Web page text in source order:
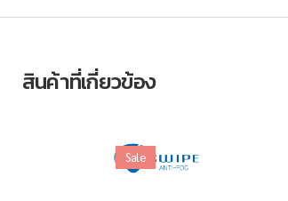
สินค้าที่เกี่ยวข้อง
Sale